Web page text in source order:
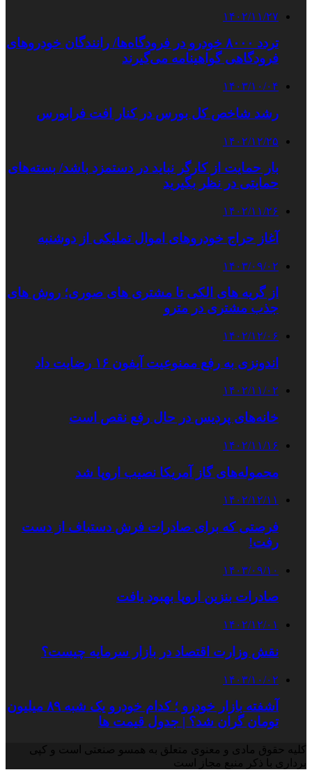
۱۴۰۲/۱۱/۲۷
تردد ۸۰۰۰ خودرو در فرودگاه‌ها/ رانندگان خودروهای
فرودگاهی گواهینامه می‌گیرند
۱۴۰۳/۱۰/۰۴
رشد شاخص کل بورس در کنار افت فرابورس
۱۴۰۲/۱۲/۲۵
بار حمایت از کارگر نباید در دستمزد باشد/ بسته‌های
حمایتی در نظر بگیرید
۱۴۰۲/۱۱/۲۶
آغاز حراج خودروهای اموال تملیکی از دوشنبه
۱۴۰۳/۰۹/۰۲
از گریه های الکی تا مشتری های صوری؛ روش های
جذب مشتری در مترو
۱۴۰۲/۱۲/۰۶
اندونزی به رفع ممنوعیت آیفون ۱۶ رضایت داد
۱۴۰۲/۱۱/۰۲
خانه‌های پردیس در حال رفع نقص است
۱۴۰۲/۱۱/۱۶
محموله‌های گاز آمریکا نصیب اروپا شد
۱۴۰۲/۱۲/۱۱
فرصتی که برای صادرات فرش دستباف از دست
رفت!
۱۴۰۳/۰۹/۱۰
صادرات بنزین اروپا بهبود یافت
۱۴۰۲/۱۲/۰۱
نقش وزارت اقتصاد در بازار سرمایه چیست؟
۱۴۰۳/۱۰/۰۲
آشفته بازار خودرو ؛ کدام خودرو یک شبه ۸۹ میلیون
تومان گران شد؟ | جدول قیمت ها
کلیه حقوق مادی و معنوی متعلق به همسو صنعتی است و کپی
برداری با ذکر منبع مجاز است